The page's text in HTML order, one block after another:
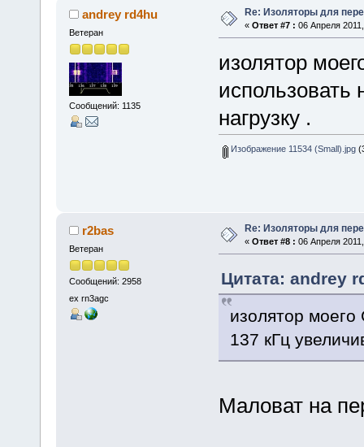
andrey rd4hu
Ветеран
Сообщений: 1135
Re: Изоляторы для
« Ответ #7 : 06 Апреля
изолятор
использовать
нагрузку .
Изображение 11534 (Small).jpg
r2bas
Ветеран
Сообщений: 2958
ex rn3agc
Re: Изоляторы для
« Ответ #8 : 06 Апреля
Цитата: andrey
изолятор
137 кГц
Маловат на